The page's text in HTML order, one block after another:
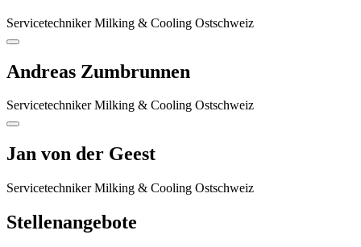
Servicetechniker Milking & Cooling Ostschweiz
Andreas Zumbrunnen
Servicetechniker Milking & Cooling Ostschweiz
Jan von der Geest
Servicetechniker Milking & Cooling Ostschweiz
Stellenangebote